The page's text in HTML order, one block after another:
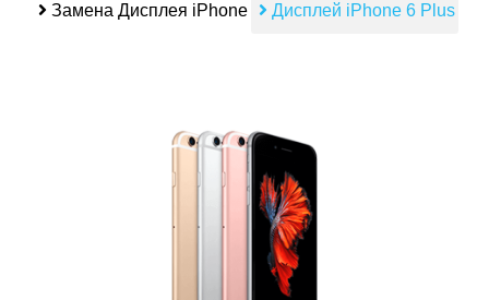
alias-parent-active">
Замена Дисплея iPhone Дисплей iPhone 6 Plus